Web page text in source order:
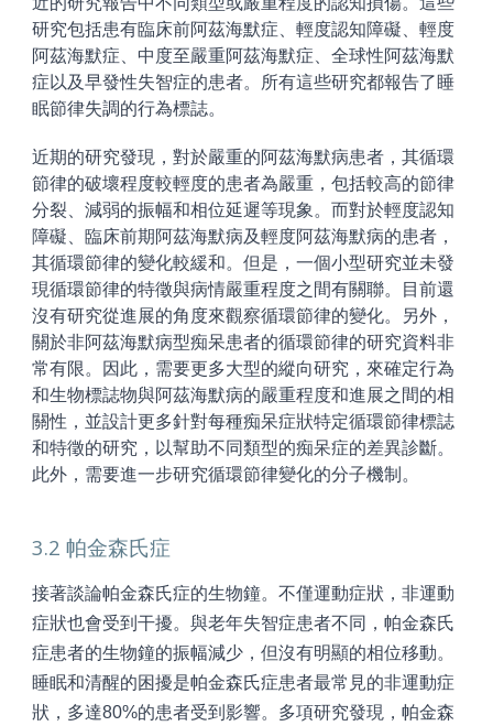
研究包括患有臨床前阿茲海默症、輕度認知障礙、輕度
阿茲海默症、中度至嚴重阿茲海默症、全球性阿茲海默
症以及早發性失智症的患者。所有這些研究都報告了睡
眠節律失調的行為標誌。
近期的研究發現，對於嚴重的阿茲海默病患者，其循環
節律的破壞程度較輕度的患者為嚴重，包括較高的節律
分裂、減弱的振幅和相位延遲等現象。而對於輕度認知
障礙、臨床前期阿茲海默病及輕度阿茲海默病的患者，
其循環節律的變化較緩和。但是，一個小型研究並未發
現循環節律的特徵與病情嚴重程度之間有關聯。目前還
沒有研究從進展的角度來觀察循環節律的變化。另外，
關於非阿茲海默病型痴呆患者的循環節律的研究資料非
常有限。因此，需要更多大型的縱向研究，來確定行為
和生物標誌物與阿茲海默病的嚴重程度和進展之間的相
關性，並設計更多針對每種痴呆症狀特定循環節律標誌
和特徵的研究，以幫助不同類型的痴呆症的差異診斷。
此外，需要進一步研究循環節律變化的分子機制。
3.2 帕金森氏症
接著談論帕金森氏症的生物鐘。不僅運動症狀，非運動
症狀也會受到干擾。與老年失智症患者不同，帕金森氏
症患者的生物鐘的振幅減少，但沒有明顯的相位移動。
睡眠和清醒的困擾是帕金森氏症患者最常見的非運動症
狀，多達80%的患者受到影響。多項研究發現，帕金森